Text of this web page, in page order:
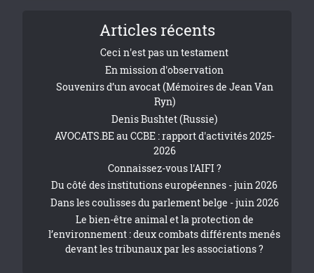
Articles récents
Ceci n'est pas un testament
En mission d'observation
Souvenirs d’un avocat (Mémoires de Jean Van
Ryn)
Denis Bushtet (Russie)
AVOCATS.BE au CCBE : rapport d'activités 2025-
2026
Connaissez-vous l'AIFI ?
Du côté des institutions européennes - juin 2026
Dans les coulisses du parlement belge - juin 2026
Le bien-être animal et la protection de
l’environnement : deux combats différents menés
devant les tribunaux par les associations ?